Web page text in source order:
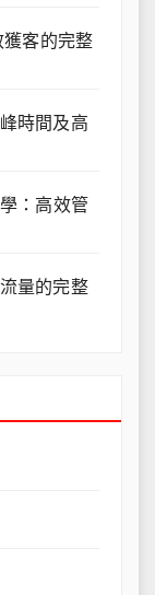
客的完整
時間及高
：高效管
量的完整